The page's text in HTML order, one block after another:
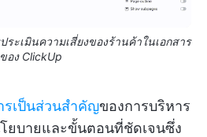
ะเมินความเสี่ยงของร้านค้าในเอกสาร
ของ ClickUp
รเป็นส่วนสำคัญของการบริหาร
ยบายและขั้นตอนที่ชัดเจนซึ่ง